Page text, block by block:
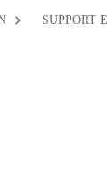
SUPPORT